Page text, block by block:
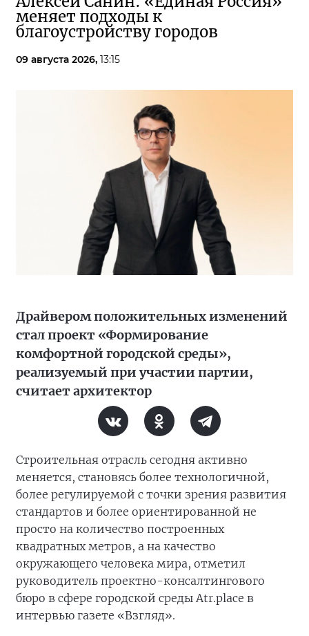
меняет подходы к
благоустройству городов
09 августа 2026, 13:15
Драйвером положительных изменений
стал проект «Формирование
комфортной городской среды»,
реализуемый при участии партии,
считает архитектор
Строительная отрасль сегодня активно
меняется, становясь более технологичной,
более регулируемой с точки зрения развития
стандартов и более ориентированной не
просто на количество построенных
квадратных метров, а на качество
окружающего человека мира, отметил
руководитель проектно-консалтингового
бюро в сфере городской среды Atr.place в
интервью газете «Взгляд».